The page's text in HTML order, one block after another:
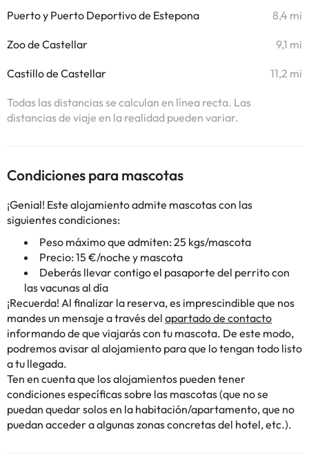
Puerto y Puerto Deportivo de Estepona 8,4 mi
Zoo de Castellar 9,1 mi
Castillo de Castellar 11,2 mi
Todas las distancias se calculan en línea recta. Las
distancias de viaje en la realidad pueden variar.
Condiciones para mascotas
¡Genial! Este alojamiento admite mascotas con las
siguientes condiciones:
Peso máximo que admiten: 25 kgs/mascota
Precio: 15 €/noche y mascota
Deberás llevar contigo el pasaporte del perrito con
las vacunas al día
¡Recuerda! Al finalizar la reserva, es imprescindible que nos
mandes un mensaje a través del apartado de contacto
informando de que viajarás con tu mascota. De este modo,
podremos avisar al alojamiento para que lo tengan todo listo
a tu llegada.
Ten en cuenta que los alojamientos pueden tener
condiciones específicas sobre las mascotas (que no se
puedan quedar solos en la habitación/apartamento, que no
puedan acceder a algunas zonas concretas del hotel, etc.).